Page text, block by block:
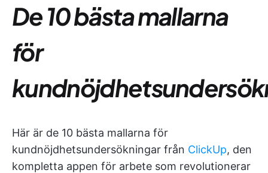
De 10 bästa mallarna
för
Här är de 10 bästa mallarna för
kundnöjdhetsundersökningar från ClickUp, den
kompletta appen för arbete som revolutionerar